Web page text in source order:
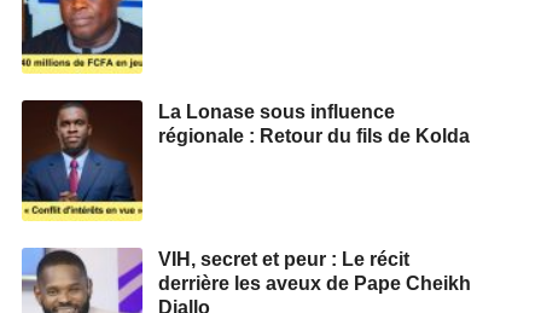
La Lonase sous influence
régionale : Retour du fils de Kolda
VIH, secret et peur : Le récit
derrière les aveux de Pape Cheikh
Diallo